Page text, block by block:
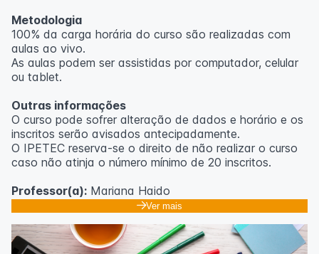
Metodologia
100% da carga horária do curso são realizadas com
aulas ao vivo.
As aulas podem ser assistidas por computador, celular
ou tablet.
Outras informações
O curso pode sofrer alteração de dados e horário e os
inscritos serão avisados ​​antecipadamente.
O IPETEC reserva-se o direito de não realizar o curso
caso não atinja o número mínimo de 20 inscritos.
Professor(a): Mariana Haido
Ver mais